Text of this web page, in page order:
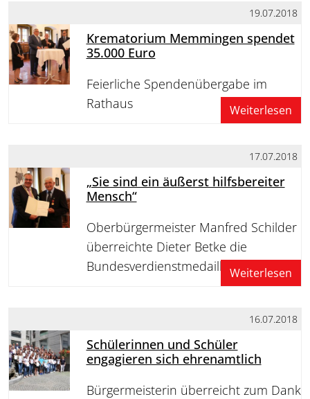
19.07.2018
Krematorium Memmingen spendet
35.000 Euro
Feierliche Spendenübergabe im
Rathaus
Weiterlesen
17.07.2018
„Sie sind ein äußerst hilfsbereiter
Mensch“
Oberbürgermeister Manfred Schilder
überreichte Dieter Betke die
Bundesverdienstmedaille Weiterlesen
16.07.2018
Schülerinnen und Schüler
engagieren sich ehrenamtlich
Bürgermeisterin überreicht zum Dank